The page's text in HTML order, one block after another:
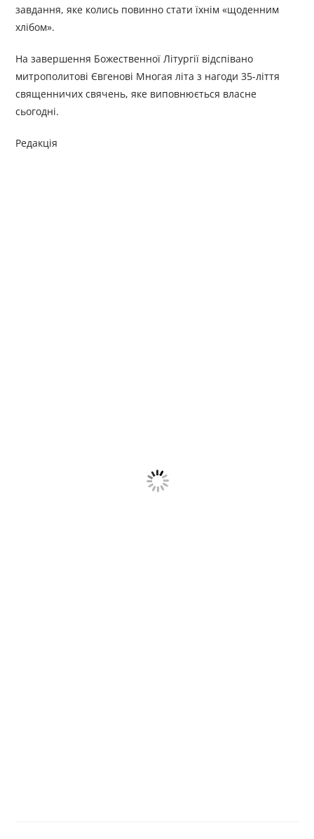
завдання, яке колись повинно стати їхнім «щоденним
хлібом».
На завершення Божественної Літургії відспівано
митрополитові Євгенові Многая літа з нагоди 35-ліття
священничих свячень, яке виповнюється власне
сьогодні.
Редакція